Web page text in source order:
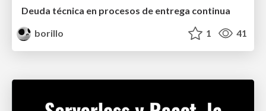
Deuda técnica en procesos de entrega continua
borillo
1 41